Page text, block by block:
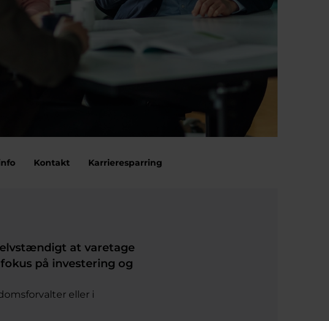
Kontakt Karrieresparring
at varetage
på investering og
eller i